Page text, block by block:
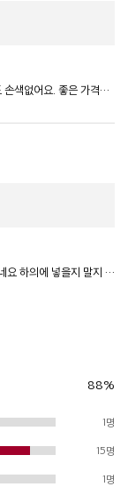
화면보다 더 고급스럽고 예뻐서 오피스룩으로도 캐쥬얼로도 손색없어요. 좋은 가격으로 구매해서 아주 만족합니다!!!
시스루 티셔츠라 훤히 비칩니다. 시원하고 하늘거리는 소재네요 하의에 넣을지 말지 애매한 길이감이라 별점 하나 뺐어요. 제 체격에는 넣어 입기엔 짧고 빼서 입으면 살짝 길어요. 전체적을 고급스러운 느낌은 있어요.
88%
1명
15명
1명